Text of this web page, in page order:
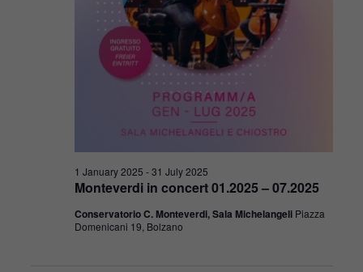
Monteverdi in concert 01.2025 – 07.2025
1 January 2025 -31 July 2025
Conservatorio C. Monteverdi, Sala Michelangeli Piazza
Domenicani 19, Bolzano